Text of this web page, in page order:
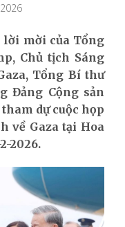
lời mời của Tổng
Chủ tịch Sáng
Tổng Bí thư
Đảng Cộng sản
dự cuộc họp
về Gaza tại Hoa
2026.